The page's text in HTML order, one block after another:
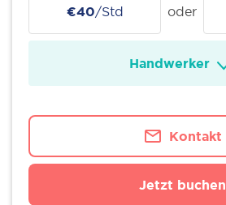
€40/Std oder
Handwerker
Kontakt
Jetzt buchen